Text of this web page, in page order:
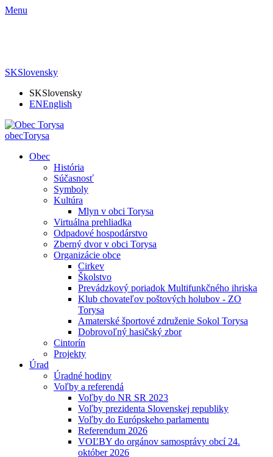
Menu
SKSlovensky
SKSlovensky
ENEnglish
obecTorysa
Obec
História
Súčasnosť
Symboly
Kultúra
Mlyn v obci Torysa
Virtuálna prehliadka
Odpadové hospodárstvo
Zberný dvor v obci Torysa
Organizácie obce
Cirkev
Školstvo
Prevádzkový poriadok Multifunkčného ihriska
Klub chovateľov poštových holubov - ZO
Torysa
Amaterské športové združenie Sokol Torysa
Dobrovoľný hasičský zbor
Cintorín
Projekty
Úrad
Úradné hodiny
Voľby a referendá
Voľby do NR SR 2023
Voľby prezidenta Slovenskej republiky
Voľby do Európskeho parlamentu
Referendum 2026
VOĽBY do orgánov samosprávy obcí 24.
október 2026